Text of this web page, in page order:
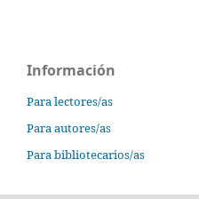
Información
Para lectores/as
Para autores/as
Para bibliotecarios/as